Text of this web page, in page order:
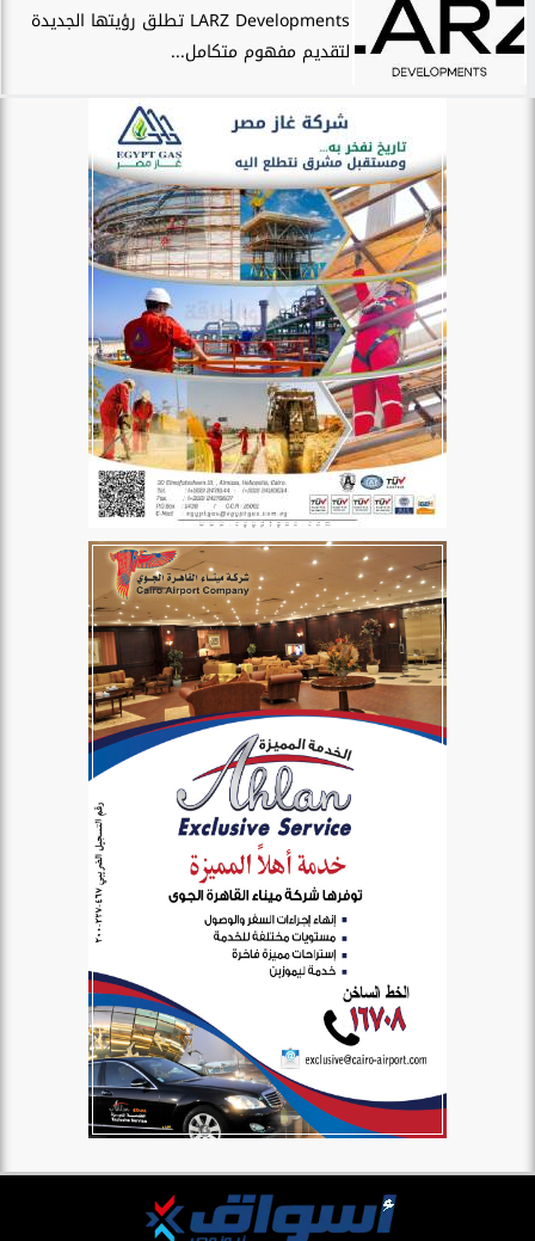
LARZ Developments تطلق رؤيتها الجديدة
لتقديم مفهوم متكامل...